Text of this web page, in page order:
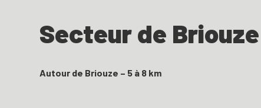
Secteur de Briouze
Autour de Briouze – 5 à 8 km